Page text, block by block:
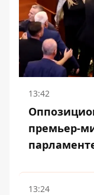
13:42
премьер-
13:24